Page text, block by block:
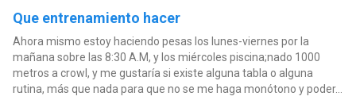
Que entrenamiento hacer
Ahora mismo estoy haciendo pesas los lunes-viernes por la
mañana sobre las 8:30 A.M, y los miércoles piscina;nado 1000
metros a crowl, y me gustaría si existe alguna tabla o alguna
rutina, más que nada para que no se me haga monótono y poder...